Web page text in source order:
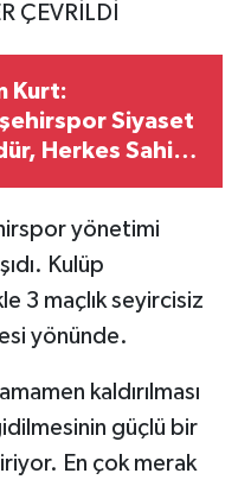
ÇEVRİLDİ
Kurt:
Siyaset
Herkes Sahip
yönetimi
Kulüp
3 maçlık seyircisiz
yönünde.
kaldırılması
güçlü bir
En çok merak